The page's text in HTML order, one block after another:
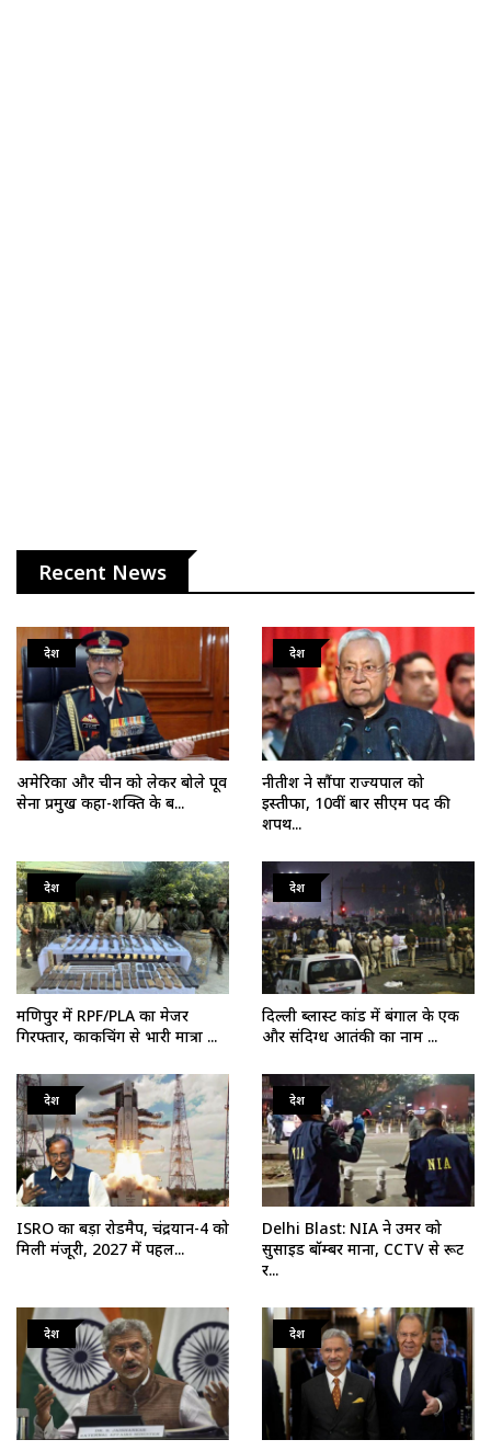
Recent News
देश
अमेरिका और चीन को लेकर बोले पूर्व
सेना प्रमुख कहा-शक्ति के ब...
देश
नीतीश ने सौंपा राज्यपाल को
इस्तीफा, 10वीं बार सीएम पद की
शपथ...
देश
मणिपुर में RPF/PLA का मेजर
गिरफ्तार, काकचिंग से भारी मात्रा ...
देश
दिल्ली ब्लास्ट कांड में बंगाल के एक
और संदिग्ध आतंकी का नाम ...
देश
ISRO का बड़ा रोडमैप, चंद्रयान-4 को
मिली मंजूरी, 2027 में पहल...
देश
Delhi Blast: NIA ने उमर को
सुसाइड बॉम्बर माना, CCTV से रूट
र...
देश देश